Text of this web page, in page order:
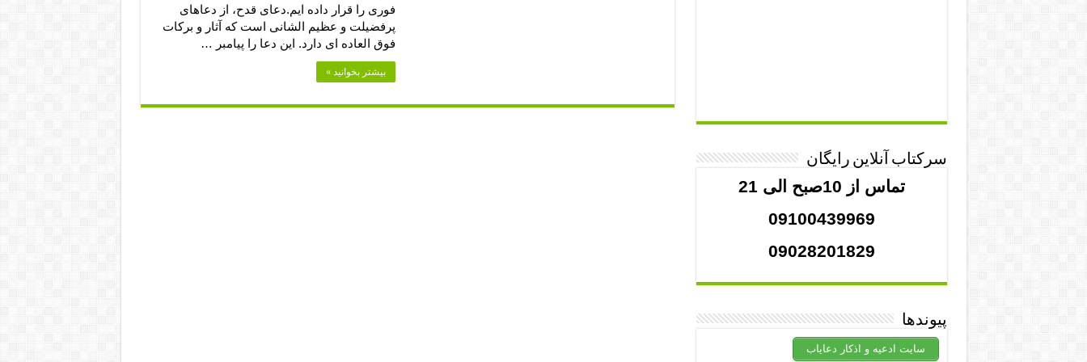
فوری را قرار داده ایم.دعای قدح، از دعاهای
پرفضیلت و عظیم الشانی است که آثار و برکات
فوق العاده ای دارد. این دعا را پیامبر …
بیشتر بخوانید »
سرکتاب آنلاین رایگان
تماس از 10صبح الی 21
09100439969
09028201829
پیوندها
سایت ادعیه و اذکار دعایاب